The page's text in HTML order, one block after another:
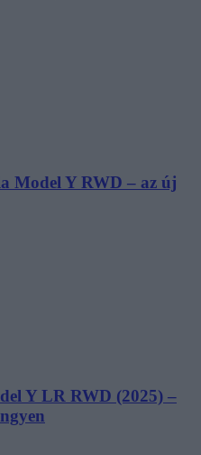
Model Y RWD – az új
Y LR RWD (2025) –